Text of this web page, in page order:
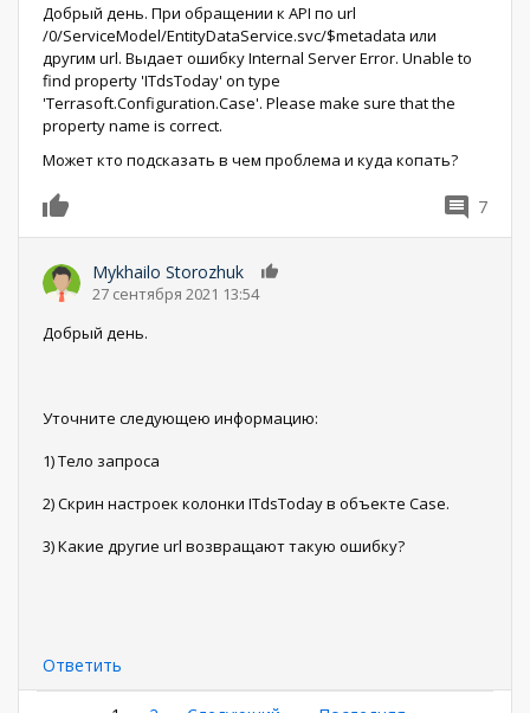
Добрый день. При обращении к API по url
/0/ServiceModel/EntityDataService.svc/$metadata или
другим url. Выдает ошибку Internal Server Error. Unable to
find property 'ITdsToday' on type
'Terrasoft.Configuration.Case'. Please make sure that the
property name is correct.
Может кто подсказать в чем проблема и куда копать?
7
Mykhailo Storozhuk
27 сентября 2021 13:54
Добрый день.
Уточните следующею информацию:
1) Тело запроса
2) Скрин настроек колонки ITdsToday в объекте Case.
3) Какие другие url возвращают такую ошибку?
Ответить